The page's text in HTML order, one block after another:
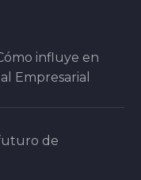
influye en
Empresarial
de